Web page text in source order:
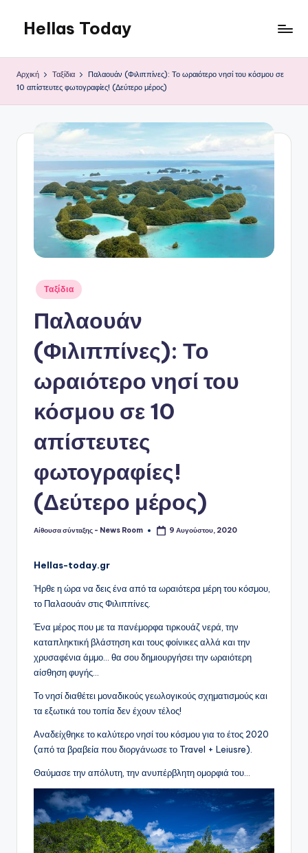
Μετάβαση
περιεχόμενο
Hellas Today
Αρχική Ταξίδια
Παλαουάν (Φιλιππίνες): Το ωραιότερο νησί του κόσμου σε
10 απίστευτες φωτογραφίες! (Δεύτερο μέρος)
Αναρτήθηκε
σε
Ταξίδια
Παλαουάν
(Φιλιππίνες): Το
ωραιότερο νησί του
κόσμου σε 10
απίστευτες
φωτογραφίες!
(Δεύτερο μέρος)
Συγγραφέας:
Αίθουσα σύνταξης - News Room 9 Αυγούστου, 2020
Hellas-today.gr
Ήρθε η ώρα να δεις ένα από τα ωραιότερα μέρη του κόσμου,
το Παλαουάν στις Φιλιππίνες.
Ένα μέρος που με τα πανέμορφα τιρκουάζ νερά, την
καταπληκτική βλάστηση και τους φοίνικες αλλά και την
χρυσαφένια άμμο… θα σου δημιουργήσει την ωραιότερη
αίσθηση φυγής…
Το νησί διαθέτει μοναδικούς γεωλογικούς σχηματισμούς και
τα εξωτικά του τοπία δεν έχουν τέλος!
Αναδείχθηκε το καλύτερο νησί του κόσμου για το έτος 2020
(από τα βραβεία που διοργάνωσε το Travel + Leiusre).
Θαύμασε την απόλυτη, την ανυπέρβλητη ομορφιά του…